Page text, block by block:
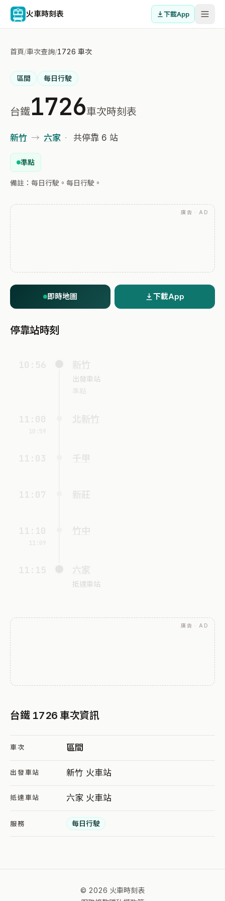
火車時刻表 下載App
首頁/車次查詢/1726 車次
區間 每日行駛
台鐵1726車次時刻表
新竹 → 六家 · 共停靠 6 站
準點
備註：每日行駛。每日行駛。
廣告 · AD
即時地圖 下載App
停靠站時刻
出發車站
抵達車站
廣告 · AD
台鐵 1726 車次資訊
車次 區間
出發車站 新竹 火車站
抵達車站 六家 火車站
服務 每日行駛
© 2026 火車時刻表